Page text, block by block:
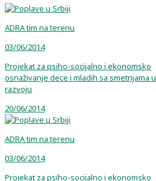
ADRA tim na terenu
03/06/2014
Projekat za psiho-socijalno i ekonomsko
osnaživanje dece i mladih sa smetnjama u
razvoju
20/06/2014
ADRA tim na terenu
03/06/2014
Projekat za psiho-socijalno i ekonomsko